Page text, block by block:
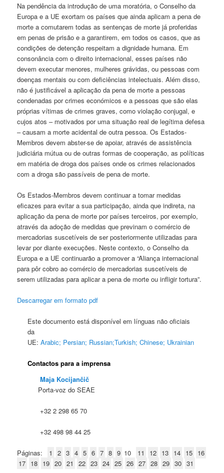
Na pendência da introdução de uma moratória, o Conselho da
Europa e a UE exortam os países que ainda aplicam a pena de
morte a comutarem todas as sentenças de morte já proferidas
em penas de prisão e a garantirem, em todos os casos, que as
condições de detenção respeitam a dignidade humana. Em
consonância com o direito internacional, esses países não
devem executar menores, mulheres grávidas, ou pessoas com
doenças mentais ou com deficiências intelectuais. Além disso,
não é justificável a aplicação da pena de morte a pessoas
condenadas por crimes económicos e a pessoas que são elas
próprias vítimas de crimes graves, como violação conjugal, e
cujos atos – motivados por uma situação real de legítima defesa
– causam a morte acidental de outra pessoa. Os Estados-
Membros devem abster-se de apoiar, através de assistência
judiciária mútua ou de outras formas de cooperação, as políticas
em matéria de droga dos países onde os crimes relacionados
com a droga são passíveis de pena de morte.
Os Estados-Membros devem continuar a tomar medidas
eficazes para evitar a sua participação, ainda que indireta, na
aplicação da pena de morte por países terceiros, por exemplo,
através da adoção de medidas que previnam o comércio de
mercadorias suscetíveis de ser posteriormente utilizadas para
levar por diante execuções. Neste contexto, o Conselho da
Europa e a UE continuarão a promover a “Aliança internacional
para pôr cobro ao comércio de mercadorias suscetíveis de
serem utilizadas para aplicar a pena de morte ou infligir tortura”.
Descarregar em formato pdf
Este documento está disponível em línguas não oficiais
da
UE:Arabic; Persian; Russian;Turkish;Chinese; Ukrainian
Contactos para a imprensa
Maja Kocijančič
Porta-voz do SEAE
+32 2 298 65 70
+32 498 98 44 25
Páginas: 1 2 3 4 5 6 7 8 9 10 11 12 13 14 15 16
17 18 19 20 21 22 23 24 25 26 27 28 29 30 31